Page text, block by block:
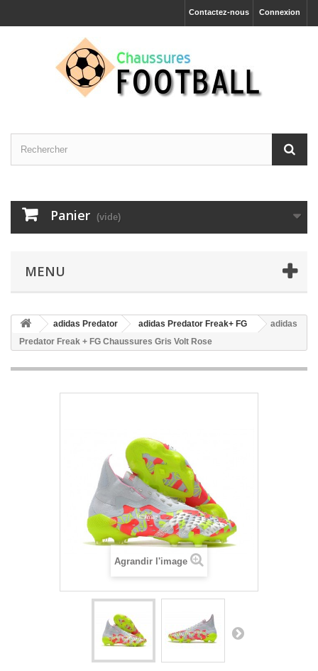
Connexion
Contactez-nous
Panier (vide)
MENU
adidas Predator adidas Predator Freak+ FG
adidas
Predator Freak + FG Chaussures Gris Volt Rose
Agrandir l'image